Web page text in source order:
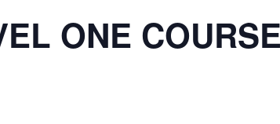
ONE COURSE